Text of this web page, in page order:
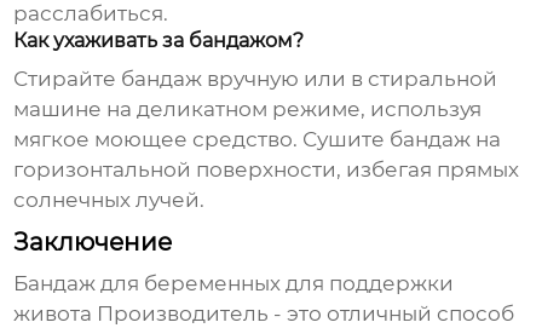
расслабиться.
Как ухаживать за бандажом?
Стирайте бандаж вручную или в стиральной
машине на деликатном режиме, используя
мягкое моющее средство. Сушите бандаж на
горизонтальной поверхности, избегая прямых
солнечных лучей.
Заключение
Бандаж для беременных для поддержки
живота Производитель - это отличный способ